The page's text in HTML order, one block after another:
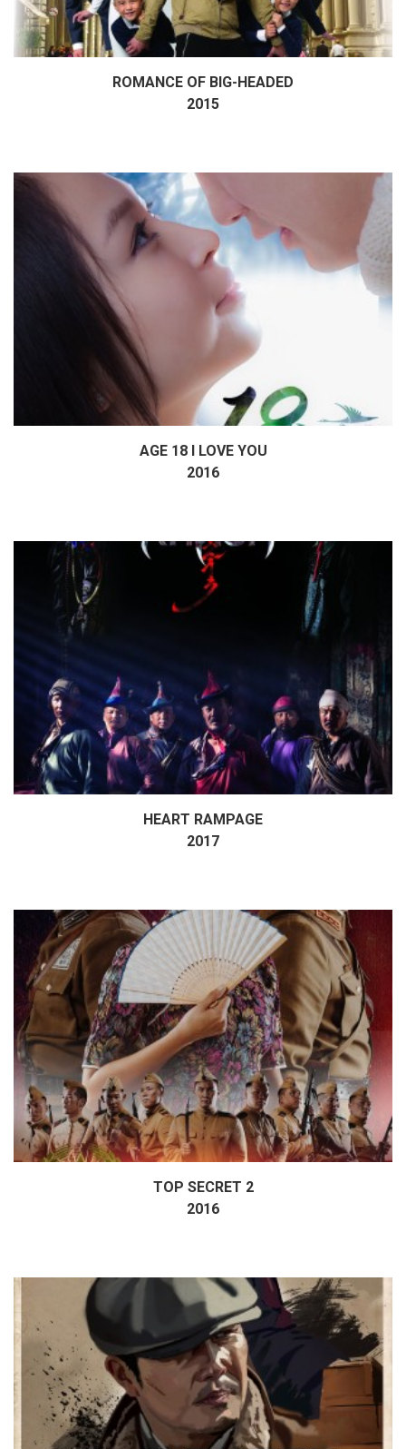
Дэлгэрэнгүй
ROMANCE OF BIG-HEADED
2015
ДэлгэрэнгүйAGE 18 I LOVE YOU
2016
ДэлгэрэнгүйHEART RAMPAGE
2017
TOP SECRET 2
2016